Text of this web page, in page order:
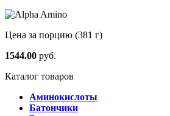
Цена за порцию (381 г)
1544.00 руб.
Каталог товаров
Аминокислоты
Батончики